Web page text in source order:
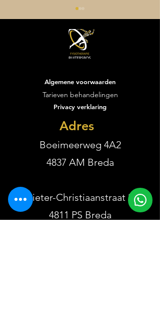
Vacature performance
trainer
Algemene voorwaarden
Tarieven behandelingen
Privacy verklaring
Adres
Boeimeerweg 4A2
4837 AM Breda
Pieter-Christiaanstraat 2
4811 PS Breda